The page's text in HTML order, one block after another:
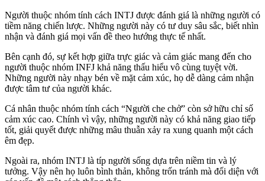
Người thuộc nhóm tính cách INTJ được đánh giá là những người có
tiềm năng chiến lược. Những người này có tư duy sâu sắc, biết nhìn
nhận và đánh giá mọi vấn đề theo hướng thực tế nhất.
Bên cạnh đó, sự kết hợp giữa trực giác và cảm giác mang đến cho
người thuộc nhóm INFJ khả năng thấu hiểu vô cùng tuyệt vời.
Những người này nhạy bén về mặt cảm xúc, họ dễ dàng cảm nhận
được tâm tư của người khác.
Cá nhân thuộc nhóm tính cách “Người che chở” còn sở hữu chỉ số
cảm xúc cao. Chính vì vậy, những người này có khả năng giao tiếp
tốt, giải quyết được những mâu thuẫn xảy ra xung quanh một cách
êm đẹp.
Ngoài ra, nhóm INTJ là típ người sống dựa trên niềm tin và lý
tưởng. Vậy nên họ luôn bình thản, không trốn tránh mà đối diện với